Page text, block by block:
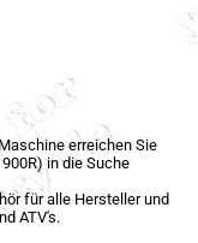
erreichen Sie
in die Suche
für alle Hersteller und
ATV's.